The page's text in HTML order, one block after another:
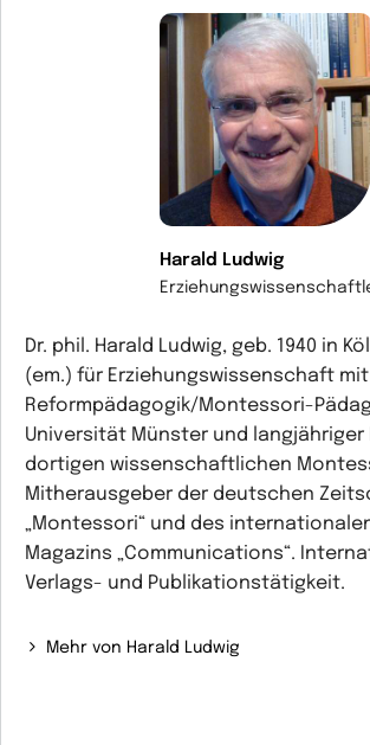
Harald Ludwig
Dr. phil. Harald Ludwig, geb. 1940 in
(em.) für Erziehungswissenschaft
Reformpädagogik/Montessori-
Universität Münster und langjähriger
dortigen wissenschaftlichen
Mitherausgeber der deutschen
„Montessori“ und des
Magazins „Communications“.
Verlags- und Publikationstätigkeit.
Mehr von Harald Ludwig